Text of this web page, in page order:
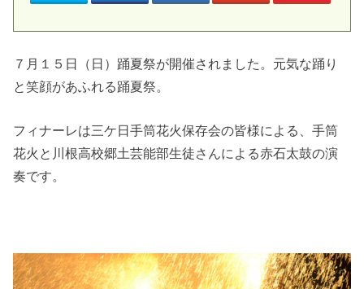
７月１５日（日）踊夏祭が開催されました。元気な踊り
と笑顔があふれる踊夏祭。
フィナーレは三ケ日手筒花火保存会の皆様による、手筒
花火と川根高校郷土芸能部生徒さんによる赤石太鼓の演
奏です。